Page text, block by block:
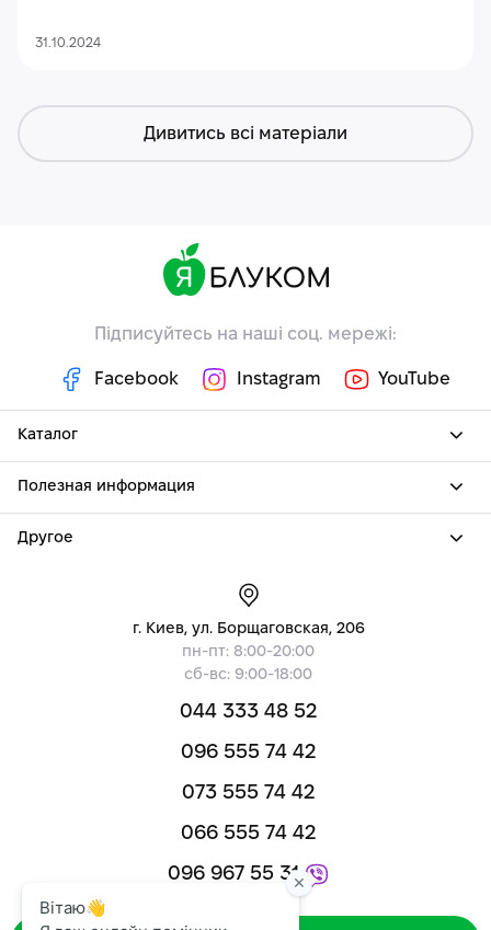
31.10.2024
Дивитись всі матеріали
Підписуйтесь на наші соц. мережі:
Facebook Instagram YouTube
Каталог
Полезная информация
Другое
г. Киев, ул. Борщаговская, 206
пн-пт: 8:00-20:00
сб-вс: 9:00-18:00
044 333 48 52
096 555 74 42
073 555 74 42
066 555 74 42
096 967 55 31